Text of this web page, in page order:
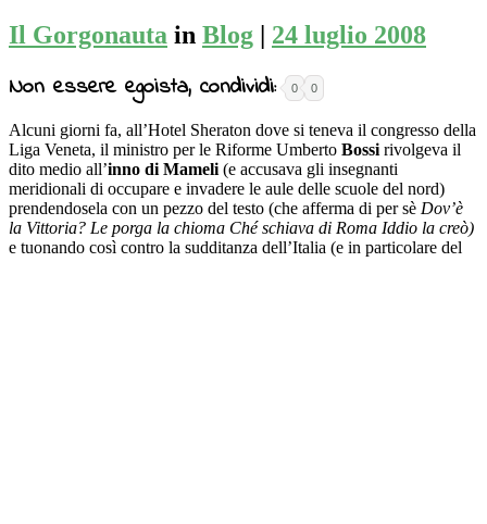
Il Gorgonauta in Blog 24 luglio 2008
Non essere egoista, condividi: 0 0
Alcuni giorni fa, all’Hotel Sheraton dove si teneva il congresso della
Liga Veneta, il ministro per le Riforme Umberto Bossi rivolgeva il
dito medio all’inno di Mameli (e accusava gli insegnanti
meridionali di occupare e invadere le aule delle scuole del nord)
prendendosela con un pezzo del testo (che afferma di per sè Dov’è
la Vittoria? Le porga la chioma Ché schiava di Roma Iddio la creò)
e tuonando così contro la sudditanza dell’Italia (e in particolare del